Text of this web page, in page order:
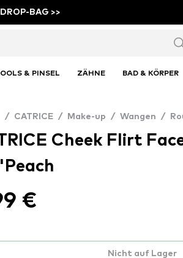
BAG >>
& PINSEL ZÄHNE BAD & KÖRPER
/ CATRICE / Make-up / Wangen /
Cheek Flirt
€
Nicht auf Lager